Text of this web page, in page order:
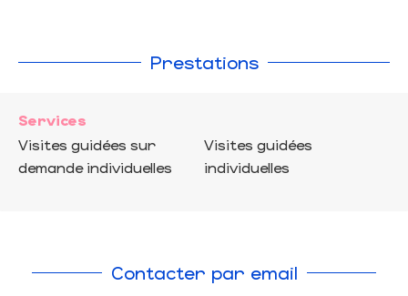
Prestations
Services
Visites guidées sur
demande individuelles
Visites guidées
individuelles
Contacter par email